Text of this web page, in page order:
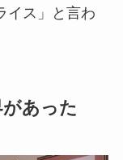
イス」と言わ
あった